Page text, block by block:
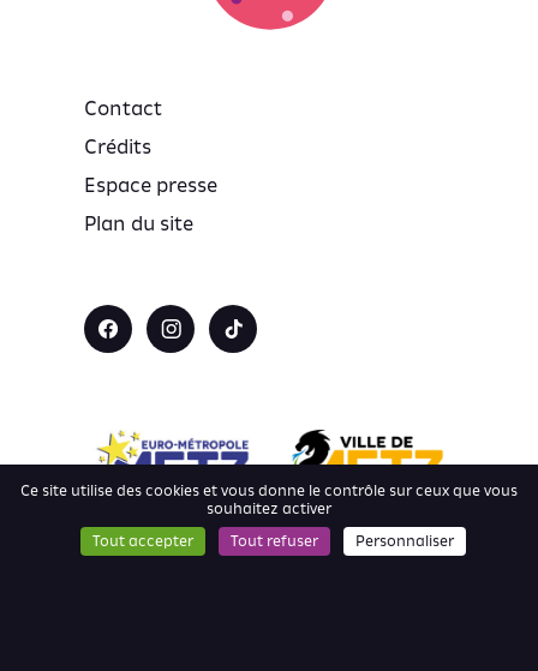
Ce site utilise des cookies et vous donne le contrôle sur ceux que vous
souhaitez activer
Tout accepter
Tout refuser Personnaliser
Contact
Crédits
Espace presse
Plan du site